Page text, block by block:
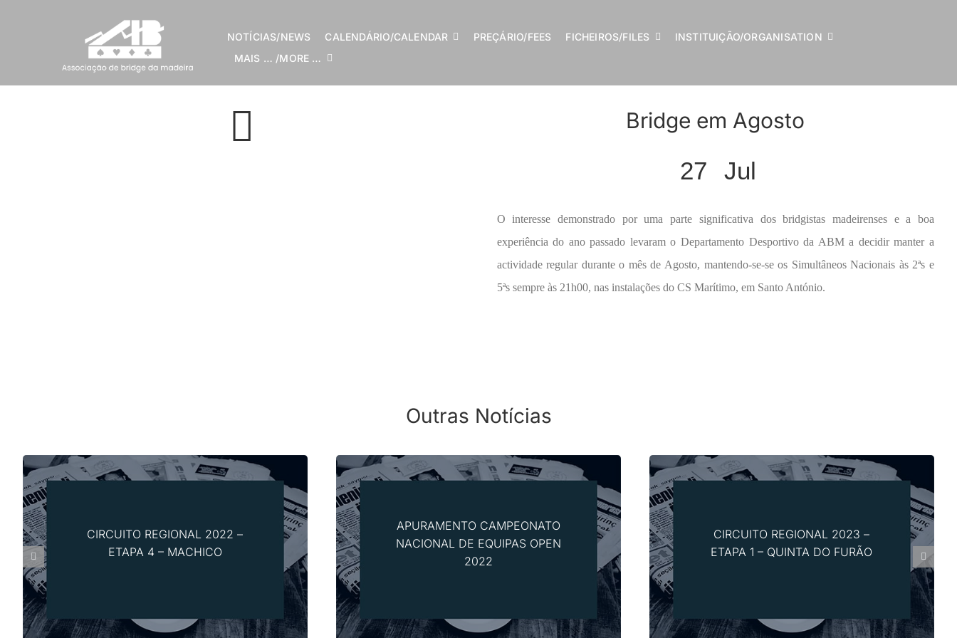
NOTÍCIAS/NEWS CALENDÁRIO/CALENDAR PREÇÁRIO/FEES FICHEIROS/FILES
INSTITUIÇÃO/ORGANISATION
MAIS … /MORE …
Bridge em Agosto
27 Jul
O interesse demonstrado por uma parte significativa dos bridgistas madeirenses e a boa
experiência do ano passado levaram o Departamento Desportivo da ABM a decidir manter a
actividade regular durante o mês de Agosto, mantendo-se-se os Simultâneos Nacionais às 2ªs e
5ªs sempre às 21h00, nas instalações do CS Marítimo, em Santo António.
Outras Notícias
CIRCUITO REGIONAL 2022 –
ETAPA 4 – MACHICO
APURAMENTO CAMPEONATO
NACIONAL DE EQUIPAS OPEN
2022
CIRCUITO REGIONAL 2023 –
ETAPA 1 – QUINTA DO FURÃO